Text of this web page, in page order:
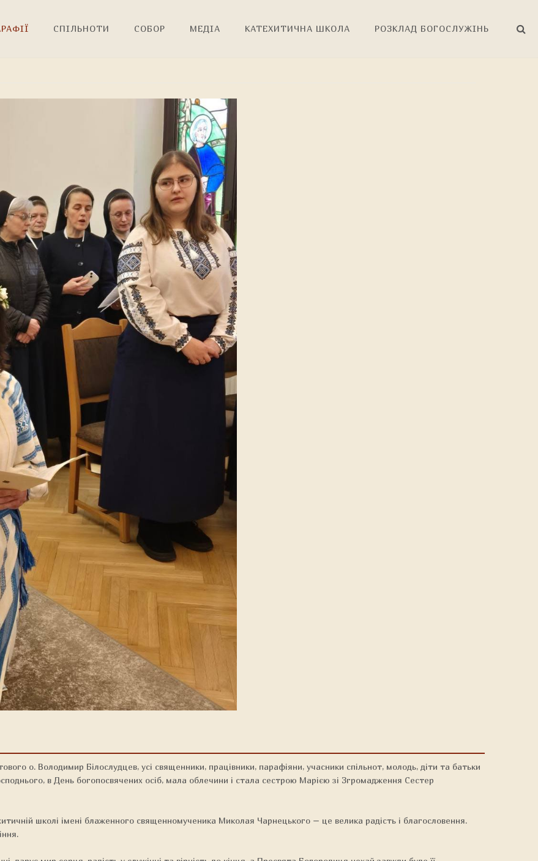
СПІЛЬНОТИ СОБОР МЕДІА КАТЕХИТИЧНА ШКОЛА РОЗКЛАД БОГОСЛУЖІНЬ
о. Володимир Білослудцев, усі священники, працівники, парафіяни, учасники спільнот, молодь, діти та батьки
в День богопосвячених осіб, мала облечини і стала сестрою Марією зі Згромадження Сестер
школі імені блаженного священномученика Миколая Чарнецького – це велика радість і благословення.